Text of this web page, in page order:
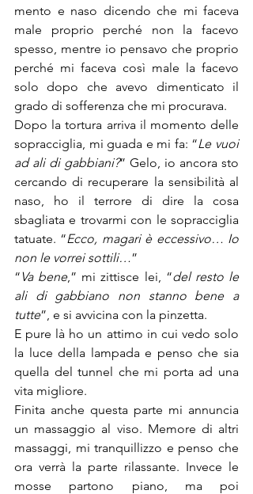
mento e naso dicendo che mi faceva
male proprio perché non la facevo
spesso, mentre io pensavo che proprio
perché mi faceva così male la facevo
solo dopo che avevo dimenticato il
grado di sofferenza che mi procurava.
Dopo la tortura arriva il momento delle
sopracciglia, mi guada e mi fa: “Le vuoi
ad ali di gabbiani?” Gelo, io ancora sto
cercando di recuperare la sensibilità al
naso, ho il terrore di dire la cosa
sbagliata e trovarmi con le sopracciglia
tatuate. “Ecco, magari è eccessivo… Io
non le vorrei sottili…”
“Va bene,” mi zittisce lei, “del resto le
ali di gabbiano non stanno bene a
tutte”, e si avvicina con la pinzetta.
E pure là ho un attimo in cui vedo solo
la luce della lampada e penso che sia
quella del tunnel che mi porta ad una
vita migliore.
Finita anche questa parte mi annuncia
un massaggio al viso. Memore di altri
massaggi, mi tranquillizzo e penso che
ora verrà la parte rilassante. Invece le
mosse partono piano, ma poi